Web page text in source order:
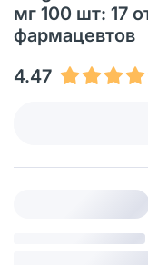
мг 100 шт: 17
фармацевтов
4.47